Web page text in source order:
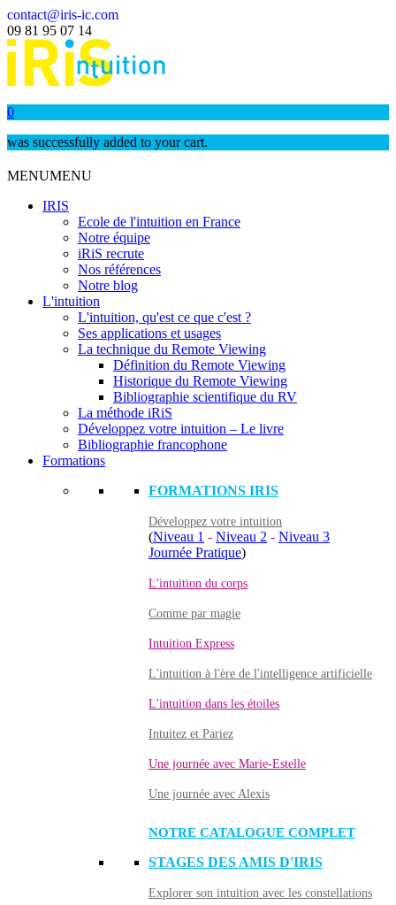
contact@iris-ic.com
09 81 95 07 14
0
was successfully added to your cart.
MENUMENU
IRIS
Ecole de l'intuition en France
Notre équipe
iRiS recrute
Nos références
Notre blog
L'intuition
L'intuition, qu'est ce que c'est ?
Ses applications et usages
La technique du Remote Viewing
Définition du Remote Viewing
Historique du Remote Viewing
Bibliographie scientifique du RV
La méthode iRiS
Développez votre intuition – Le livre
Bibliographie francophone
Formations
FORMATIONS IRIS
Développez votre intuition
(Niveau 1 - Niveau 2 - Niveau 3
Journée Pratique)
L'intuition du corps
Comme par magie
Intuition Express
L'intuition à l'ère de l'intelligence artificielle
L'intuition dans les étoiles
Intuitez et Pariez
Une journée avec Marie-Estelle
Une journée avec Alexis
NOTRE CATALOGUE COMPLET
STAGES DES AMIS D'IRIS
Explorer son intuition avec les constellations